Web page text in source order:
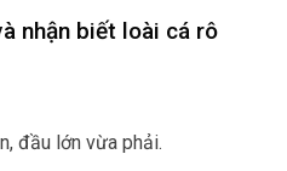
nhận biết loài cá rô
đầu lớn vừa phải.